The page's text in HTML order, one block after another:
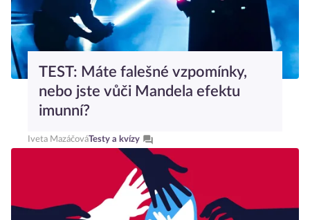
TEST: Máte falešné vzpomínky,
nebo jste vůči Mandela efektu
imunní?
Iveta MazáčováTesty a kvízy